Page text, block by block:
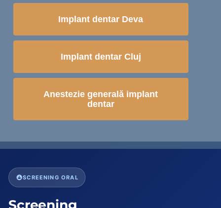
Implant dentar Deva
Implant dentar Cluj
Anestezie generală implant
dentar
SCREENING ORAL
Screening